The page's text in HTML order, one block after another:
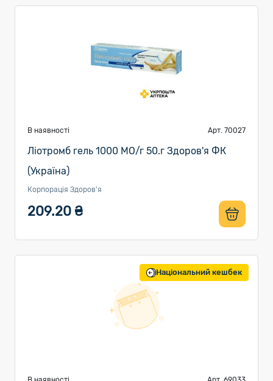
В наявності Арт. 70027
Ліотромб гель 1000 МО/г 50.г Здоров'я ФК
(Україна)
Корпорація Здоров'я
209.20 ₴
Національний кешбек